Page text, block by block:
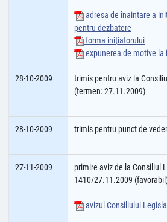
adresa de înaintare a
pentru dezbatere
forma iniţiatorului
expunerea de motive
28-10-2009
trimis pentru aviz la
(termen: 27.11.2009)
28-10-2009 trimis pentru punct de
27-11-2009
primire aviz de la Consiliul
1410/27.11.2009
avizul Consiliului